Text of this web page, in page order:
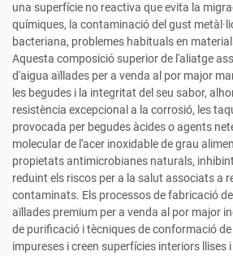
una superfície no reactiva que evita la
químiques, la contaminació del gust
bacteriana, problemes habituals en
Aquesta composició superior de l'aliatge
d'aigua aïllades per a venda al por major
les begudes i la integritat del seu sabor,
resistència excepcional a la corrosió, les
provocada per begudes àcides o agents
molecular de l'acer inoxidable de grau
propietats antimicrobianes naturals,
reduint els riscos per a la salut associats a
contaminats. Els processos de fabricació
aïllades premium per a venda al por major
de purificació i tècniques de conformació
impureses i creen superfícies interiors llises